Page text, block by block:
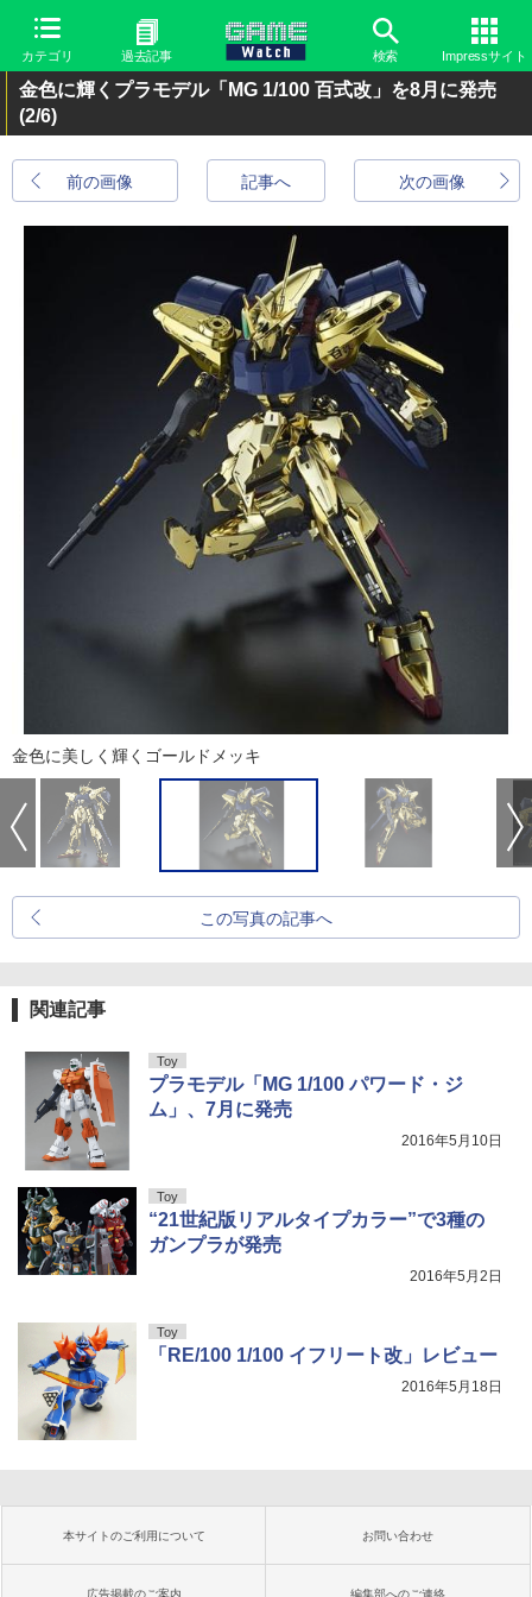
カテゴリ 過去記事 検索 Impressサイト
金色に輝くプラモデル「MG 1/100 百式改」を8月に発売
(2/6)
前の画像 次の画像
記事へ
金色に美しく輝くゴールドメッキ
この写真の記事へ
関連記事
Toy
プラモデル「MG 1/100 パワード・ジ
ム」、7月に発売
2016年5月10日
Toy
“21世紀版リアルタイプカラー”で3種の
ガンプラが発売
2016年5月2日
Toy
「RE/100 1/100 イフリート改」レビュー
2016年5月18日
本サイトのご利用について お問い合わせ
広告掲載のご案内 編集部へのご連絡